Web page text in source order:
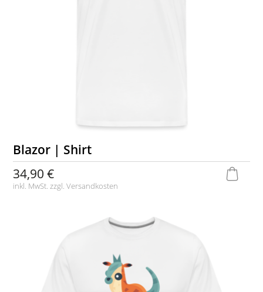
Blazor | Shirt
34,90 €
inkl. MwSt. zzgl.Versandkosten